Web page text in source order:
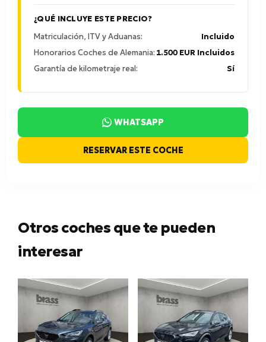
¿QUÉ INCLUYE ESTE PRECIO?
Matriculación, ITV y Aduanas:
Incluido
Honorarios Coches de Alemania: 1.500 EUR Incluidos
Garantía de kilometraje real:
Sí
WHATSAPP
RESERVAR ESTE COCHE
Otros coches que te pueden
interesar